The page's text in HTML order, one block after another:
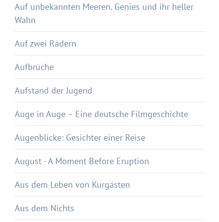
Auf unbekannten Meeren. Genies und ihr heller
Wahn
Auf zwei Rädern
Aufbrüche
Aufstand der Jugend
Auge in Auge – Eine deutsche Filmgeschichte
Augenblicke: Gesichter einer Reise
August - A Moment Before Eruption
Aus dem Leben von Kurgästen
Aus dem Nichts